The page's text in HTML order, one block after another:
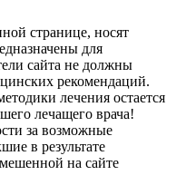
странице, носят
для
сайта не должны
рекомендаций.
лечения остается
лечащего врача!
за возможные
в результате
на сайте